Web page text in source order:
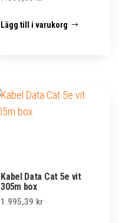
Lägg till i varukorg
Kabel Data Cat 5e vit
305m box
1.995,39 kr